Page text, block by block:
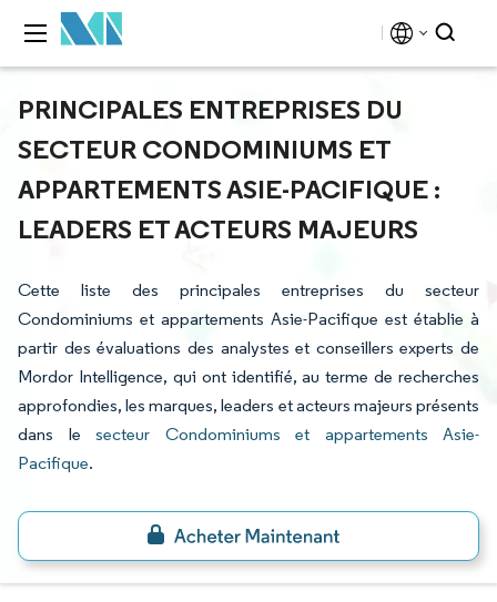
PRINCIPALES ENTREPRISES DU
SECTEUR CONDOMINIUMS ET
APPARTEMENTS ASIE-PACIFIQUE :
LEADERS ET ACTEURS MAJEURS
Cette liste des principales entreprises du secteur
Condominiums et appartements Asie-Pacifique est établie à
partir des évaluations des analystes et conseillers experts de
Mordor Intelligence, qui ont identifié, au terme de recherches
approfondies, les marques, leaders et acteurs majeurs présents
dans le secteur Condominiums et appartements Asie-
Pacifique.